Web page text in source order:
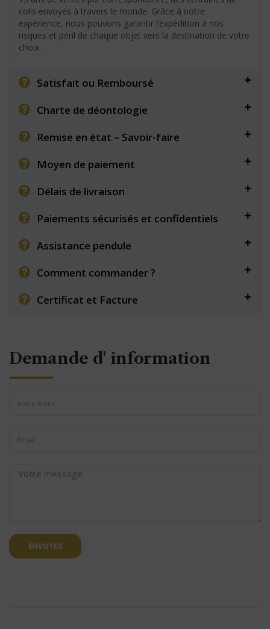
colis envoyés à travers le monde. Grâce à notre
expérience, nous pouvons garantir l’expédition à nos
risques et péril de chaque objet vers la destination de votre
choix.
Satisfait ou Remboursé
Charte de déontologie
Remise en état – Savoir-faire
Moyen de paiement
Délais de livraison
Paiements sécurisés et confidentiels
Assistance pendule
Comment commander ?
Certificat et Facture
Demande d' information
ENVOYER